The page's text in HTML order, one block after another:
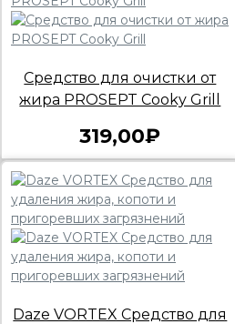
Средство для очистки от
жира PROSEPT Cooky Grill
319,00₽
Daze VORTEX Средство для